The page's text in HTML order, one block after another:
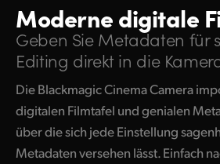
Moderne digitale
Geben Sie Metadaten für
Editing direkt in die
Die Blackmagic Cinema Camera
digitalen Filmtafel und genialen
über die sich jede Einstellung
Metadaten versehen lässt. Einfach